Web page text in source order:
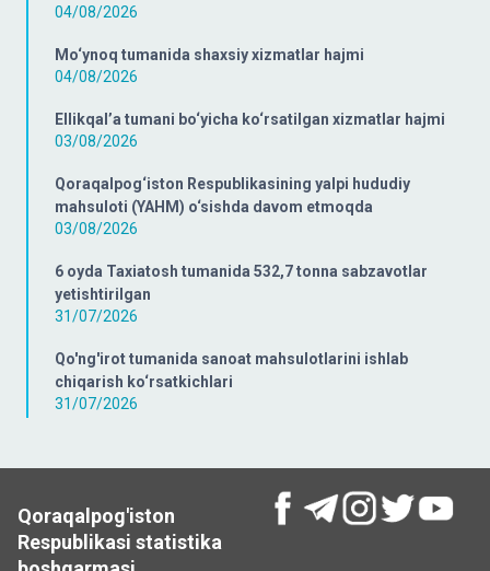
04/08/2026
Mo‘ynoq tumanida shaxsiy xizmatlar hajmi
04/08/2026
Ellikqal’a tumani bo‘yicha ko‘rsatilgan xizmatlar hajmi
03/08/2026
Qoraqalpog‘iston Respublikasining yalpi hududiy
mahsuloti (YAHM) o‘sishda davom etmoqda
03/08/2026
6 oyda Taxiatosh tumanida 532,7 tonna sabzavotlar
yetishtirilgan
31/07/2026
Qo'ng'irot tumanida sanoat mahsulotlarini ishlab
chiqarish ko‘rsatkichlari
31/07/2026
Qoraqalpog'iston
Respublikasi statistika